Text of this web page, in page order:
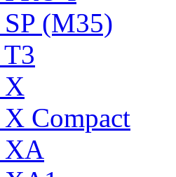
(M35)
X
Compact
XA